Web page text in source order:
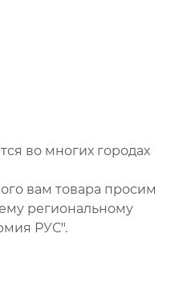
во многих городах
вам товара просим
региональному
РУС".